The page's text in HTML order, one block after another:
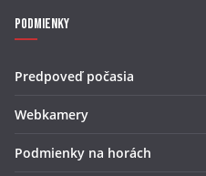
Podmienky
Predpoveď počasia
Webkamery
Podmienky na horách